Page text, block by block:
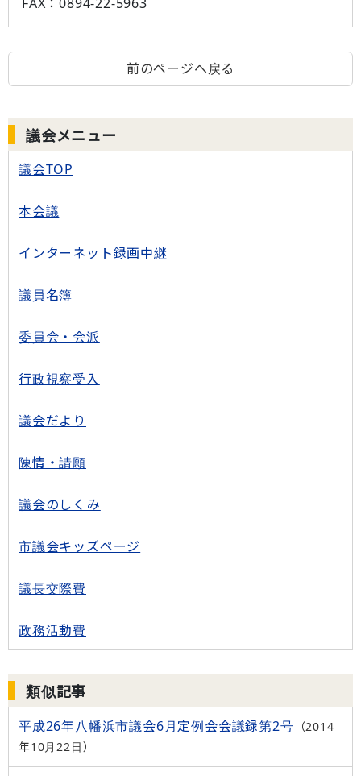
前のページへ戻る
議会メニュー
議会TOP
本会議
インターネット録画中継
議員名簿
委員会・会派
行政視察受入
議会だより
陳情・請願
議会のしくみ
市議会キッズページ
議長交際費
政務活動費
類似記事
平成26年八幡浜市議会6月定例会会議録第2号
2014
年10月22日